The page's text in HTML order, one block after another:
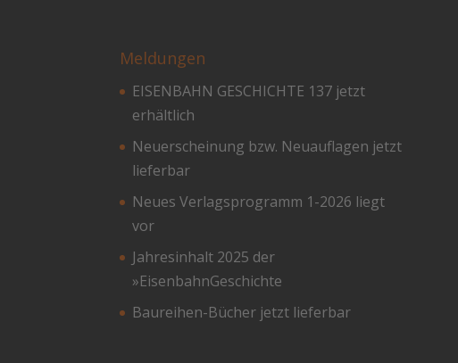
Meldungen
EISENBAHN GESCHICHTE 137 jetzt
erhältlich
Neuerscheinung bzw. Neuauflagen jetzt
lieferbar
Neues Verlagsprogramm 1-2026 liegt
vor
Jahresinhalt 2025 der
»EisenbahnGeschichte
Baureihen-Bücher jetzt lieferbar